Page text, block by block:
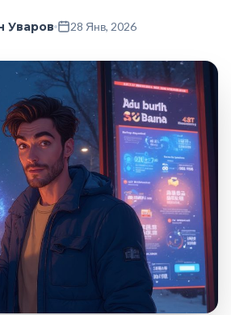
Уваров 28 Янв, 2026